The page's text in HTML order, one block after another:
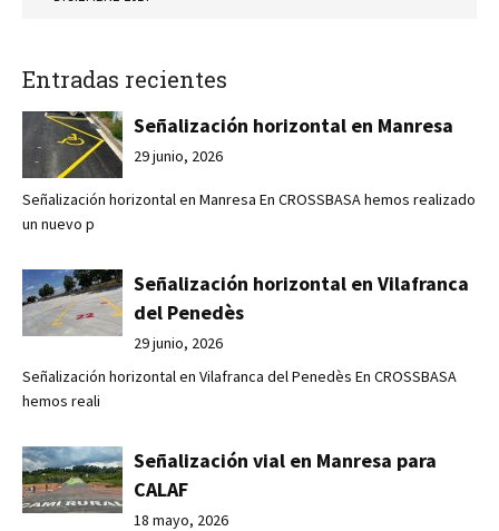
Entradas recientes
Señalización horizontal en Manresa
29 junio, 2026
Señalización horizontal en Manresa En CROSSBASA hemos realizado
un nuevo p
Señalización horizontal en Vilafranca
del Penedès
29 junio, 2026
Señalización horizontal en Vilafranca del Penedès En CROSSBASA
hemos reali
Señalización vial en Manresa para
CALAF
18 mayo, 2026